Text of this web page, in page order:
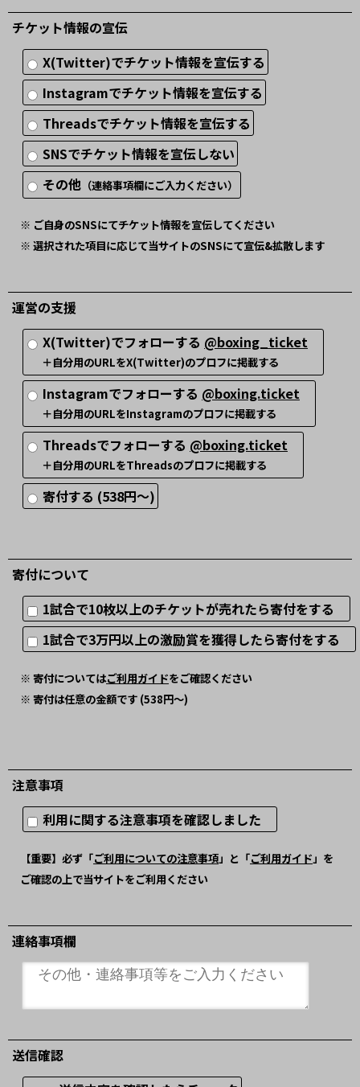
チケット情報の宣伝
X(Twitter)でチケット情報を宣伝する
Instagramでチケット情報を宣伝する
Threadsでチケット情報を宣伝する
SNSでチケット情報を宣伝しない
その他 （連絡事項欄にご入力ください）
※ ご自身のSNSにてチケット情報を宣伝してください
※ 選択された項目に応じて当サイトのSNSにて宣伝&拡散します
運営の支援
X(Twitter)でフォローする @boxing_ticket
＋自分用のURLをX(Twitter)のプロフに掲載する
Instagramでフォローする @boxing.ticket
＋自分用のURLをInstagramのプロフに掲載する
Threadsでフォローする @boxing.ticket
＋自分用のURLをThreadsのプロフに掲載する
寄付する (538円～)
寄付について
1試合で10枚以上のチケットが売れたら寄付をする
1試合で3万円以上の激励賞を獲得したら寄付をする
※ 寄付についてはご利用ガイドをご確認ください
※ 寄付は任意の金額です (538円～)
注意事項
利用に関する注意事項を確認しました
【重要】必ず「ご利用についての注意事項」と「ご利用ガイド」を
ご確認の上で当サイトをご利用ください
連絡事項欄
送信確認